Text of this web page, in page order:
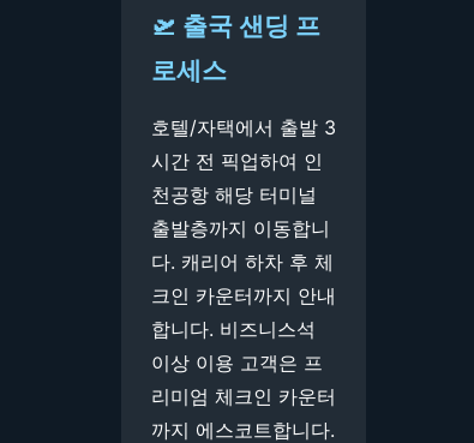
🛫 출국 샌딩 프
로세스
호텔/자택에서 출발 3
시간 전 픽업하여 인
천공항 해당 터미널
출발층까지 이동합니
다. 캐리어 하차 후 체
크인 카운터까지 안내
합니다. 비즈니스석
이상 이용 고객은 프
리미엄 체크인 카운터
까지 에스코트합니다.